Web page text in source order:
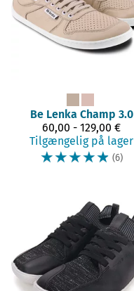
Be Lenka Champ 3.0
60,00 - 129,00 €
Tilgængelig på lager
☆☆☆☆☆ (6)